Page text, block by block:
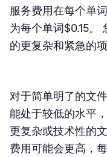
服务费用在每个单
为每个单词$0.15。
的更复杂和紧急的
对于简单明了的文
能处于较低的水平
更复杂或技术性的
费用可能会更高，